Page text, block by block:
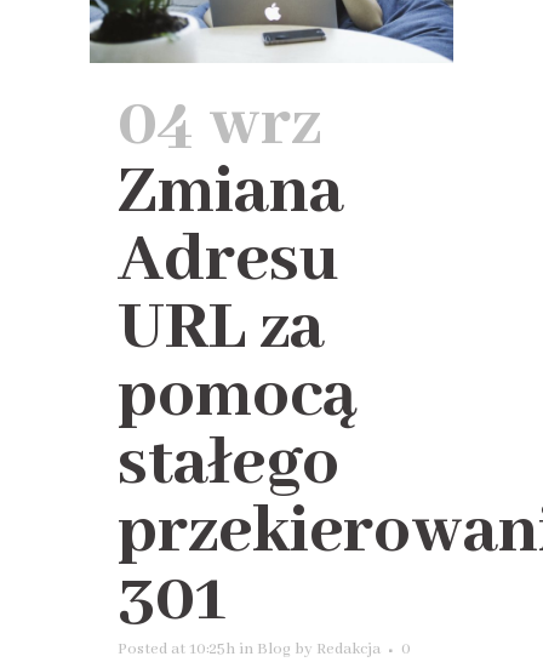
04 wrz
Zmiana
Adresu
URL za
pomocą
stałego
301
Posted at 10:25h in Blog by Redakcja
0